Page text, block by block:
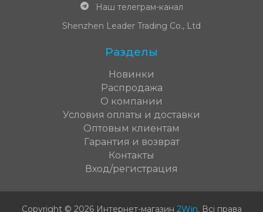
Наш телеграм-канал
Shenzhen Leader Trading Co., Ltd
Разделы
Новинки
Распродажа
О компании
Условия оплаты и доставки
Оптовым клиентам
Гарантия и возврат
Контакты
Вход/регистрация
Copyright © 2026 Интернет-магазин 2Win. Всі права